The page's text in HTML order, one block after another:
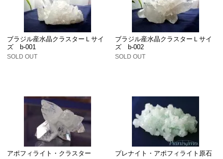
ブラジル産水晶クラスターＬサイ
ズ b-001
SOLD OUT
ブラジル産水晶クラスターＬサイ
ズ b-002
SOLD OUT
アポフィライト・クラスター プレナイト・アポフィライト原石